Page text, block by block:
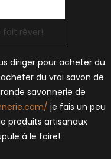
fait rêver!
diriger pour acheter du
du vrai savon de
savonnerie de
je fais un peu
produits artisanaux
à le faire!